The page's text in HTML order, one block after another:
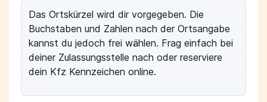
Das Ortskürzel wird dir vorgegeben. Die
Buchstaben und Zahlen nach der Ortsangabe
kannst du jedoch frei wählen. Frag einfach bei
deiner Zulassungsstelle nach oder reserviere
dein Kfz Kennzeichen online.